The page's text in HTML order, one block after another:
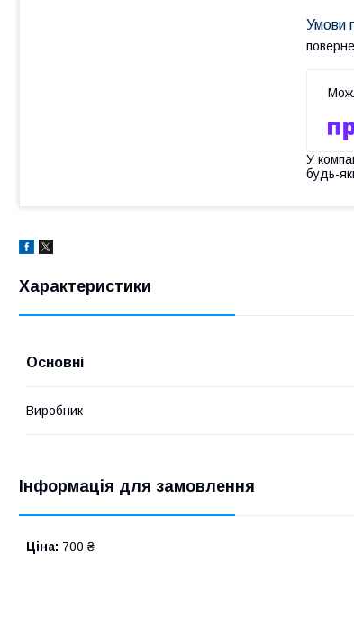
У
будь-
Характеристики
Основні
Виробник
Інформація для замовлення
Ціна: 700 ₴